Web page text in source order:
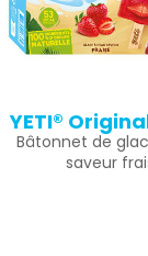
YETI®
Bâtonnet de
saveur